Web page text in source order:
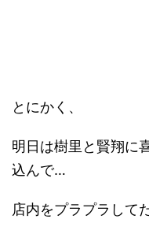
とにかく、
明日は樹里と賢翔に
込んで…
店内をプラプラして